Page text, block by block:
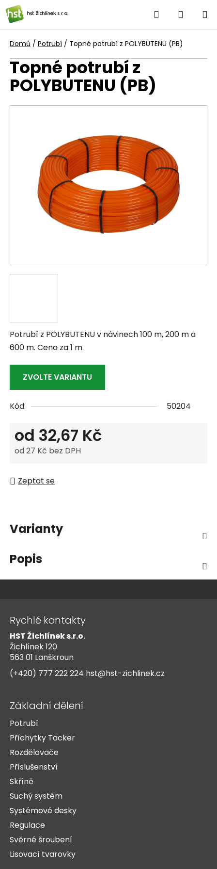
Přejít
na
obsah
Hledat
KOŠÍK
Domů / Potrubí / Topné potrubí z POLYBUTENU (PB)
Potrubí z POLYBUTENU v návinech 100 m, 200 m a
600 m. Cena za 1 m.
ZVOLTE VARIANTU
Kód: 50204
od 32,67 Kč
od27 Kč bez DPH
Zeptat se
Topné potrubí z
POLYBUTENU (PB)
Varianty
Popis
Rychlé kontakty
HST Žichlínek s.r.o.
Žichlínek 120
563 01 Lanškroun
(+420) 777 222 224 hst@hst-zichlinek.cz
Základní dělení
Potrubí
Příchytky Tacker
Rozdělovače
Příslušenství
Skříně
Suchý systém
Systémové desky
Regulace
Svěrné šroubení
Lisovací tvarovky